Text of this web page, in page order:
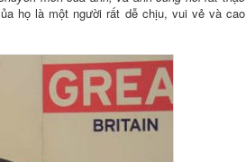
họ là một người rất dễ chịu, vui vẻ và cao